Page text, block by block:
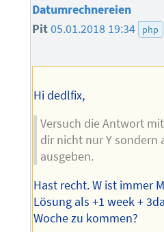
Datumrechnereien
Pit05.01.2018 19:34 php
Hi dedlfix,
Versuch die Antwort
dir nicht nur Y sondern
ausgeben.
Hast recht. W ist immer
Lösung als +1 week +
Woche zu kommen?